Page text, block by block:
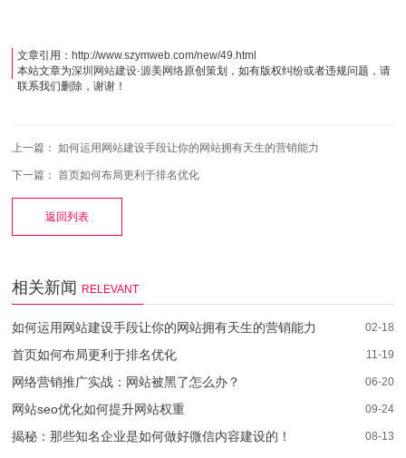
文章引用： http://www.szymweb.com/new/49.html
本站文章为深圳网站建设·源美网络原创策划，如有版权纠纷或者违规问题，请
联系我们删除，谢谢！
上一篇：如何运用网站建设手段让你的网站拥有天生的营销能力
下一篇：首页如何布局更利于排名优化
返回列表
相关新闻 RELEVANT
如何运用网站建设手段让你的网站拥有天生的营销能力 02-18
首页如何布局更利于排名优化 11-19
网络营销推广实战：网站被黑了怎么办？ 06-20
网站seo优化如何提升网站权重 09-24
揭秘：那些知名企业是如何做好微信内容建设的！ 08-13